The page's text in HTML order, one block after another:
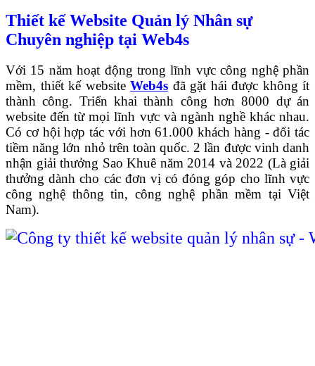
Thiết kế Website Quản lý Nhân sự
Chuyên nghiệp tại Web4s
Với 15 năm hoạt động trong lĩnh vực công nghệ phần
mềm, thiết kế website Web4s đã gặt hái được không ít
thành công. Triển khai thành công hơn 8000 dự án
website đến từ mọi lĩnh vực và ngành nghề khác nhau.
Có cơ hội hợp tác với hơn 61.000 khách hàng - đối tác
tiềm năng lớn nhỏ trên toàn quốc. 2 lần được vinh danh
nhận giải thưởng Sao Khuê năm 2014 và 2022 (Là giải
thưởng dành cho các đơn vị có đóng góp cho lĩnh vực
công nghệ thông tin, công nghệ phần mềm tại Việt
Nam).